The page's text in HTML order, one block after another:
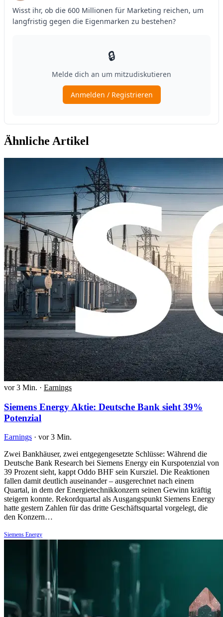
Ähnliche Artikel
vor 3 Min. · Earnings
Siemens Energy Aktie: Deutsche Bank sieht 39%
Potenzial
Earnings · vor 3 Min.
Zwei Bankhäuser, zwei entgegengesetzte Schlüsse: Während die
Deutsche Bank Research bei Siemens Energy ein Kurspotenzial von
39 Prozent sieht, kappt Oddo BHF sein Kursziel. Die Reaktionen
fallen damit deutlich auseinander – ausgerechnet nach einem
Quartal, in dem der Energietechnikkonzern seinen Gewinn kräftig
steigern konnte. Rekordquartal als Ausgangspunkt Siemens Energy
hatte gestern Zahlen für das dritte Geschäftsquartal vorgelegt, die
den Konzern…
Siemens Energy